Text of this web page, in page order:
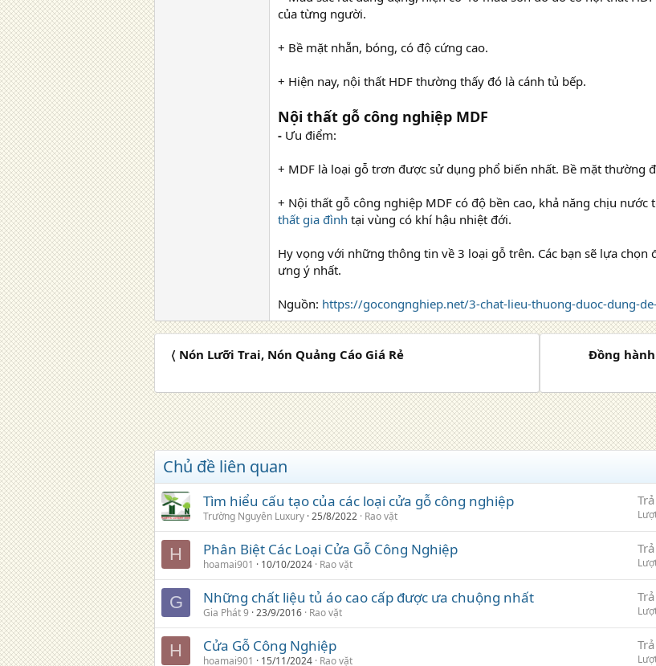
của từng người.
+ Bề mặt nhẵn, bóng, có độ cứng cao.
+ Hiện nay, nội thất HDF thường thấy đó là cánh tủ bếp.
Nội thất gỗ công nghiệp MDF
- Ưu điểm:
+ MDF là loại gỗ trơn được sử dụng phổ biến nhất. Bề mặt thường
+ Nội thất gỗ công nghiệp MDF có độ bền cao, khả năng chịu
thất gia đình tại vùng có khí hậu nhiệt đới.
Hy vọng với những thông tin về 3 loại gỗ trên. Các bạn sẽ lựa chọn
ưng ý nhất.
Nguồn: https://gocongnghiep.net/3-chat-lieu-thuong-duoc-dung-
〈 Nón Lưỡi Trai, Nón Quảng Cáo Giá Rẻ
Đồng
Chủ đề liên quan
Tìm hiểu cấu tạo của các loại cửa gỗ công nghiệp
Trường Nguyên Luxury 25/8/2022 Rao vặt
H Phân Biệt Các Loại Cửa Gỗ Công Nghiệp
hoamai901 10/10/2024 Rao vặt
G Những chất liệu tủ áo cao cấp được ưa chuộng nhất
Gia Phát 9 23/9/2016 Rao vặt
H Cửa Gỗ Công Nghiệp
hoamai901 15/11/2024 Rao vặt